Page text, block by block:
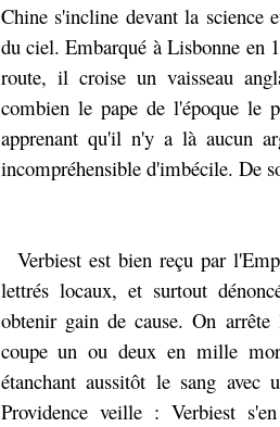
Chine s'incline devant la science
du ciel. Embarqué à Lisbonne en
route, il croise un vaisseau
combien le pape de l'époque le
apprenant qu'il n'y a là aucun
incompréhensible d'imbécile. De
Verbiest est bien reçu par
lettrés locaux, et surtout
obtenir gain de cause. On
coupe un ou deux en mille
étanchant aussitôt le sang
Providence veille : Verbiest